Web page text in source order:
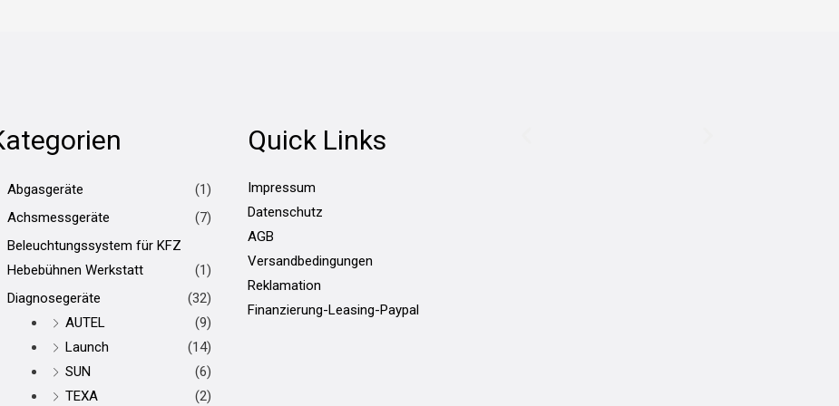
Abgasgeräte
(1)
Achsmessgeräte
(7)
Beleuchtungssystem für KFZ
Hebebühnen Werkstatt
(1)
Diagnosegeräte
(32)
AUTEL
(9)
Launch
(14)
SUN
(6)
TEXA
(2)
Quick Links
Impressum
Datenschutz
AGB
Versandbedingungen
Reklamation
Finanzierung-Leasing-Paypal